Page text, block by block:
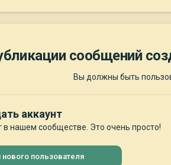
сообщений
Вы должны быть
аккаунт
в нашем сообществе. Это очень просто!
нового пользователя